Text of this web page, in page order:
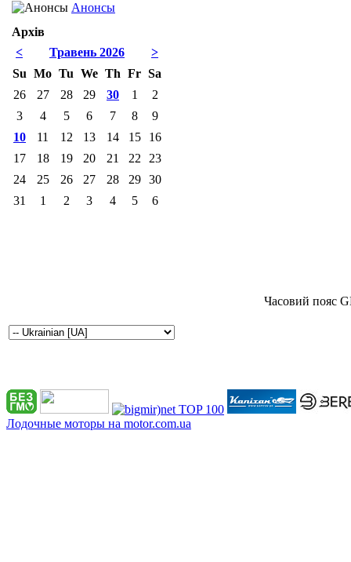
Анонсы
Архів
<
>
Травень 2026
Su Mo Tu We Th Fr Sa
26
27 28 29 30 1
2
3
4 5 6 7 8
9
10
11 12 13 14 15
16
17
18 19 20 21 22
23
24
25 26 27 28 29
30
31
1 2 3 4 5 6
Часовий пояс
Лодочные моторы на motor.com.ua